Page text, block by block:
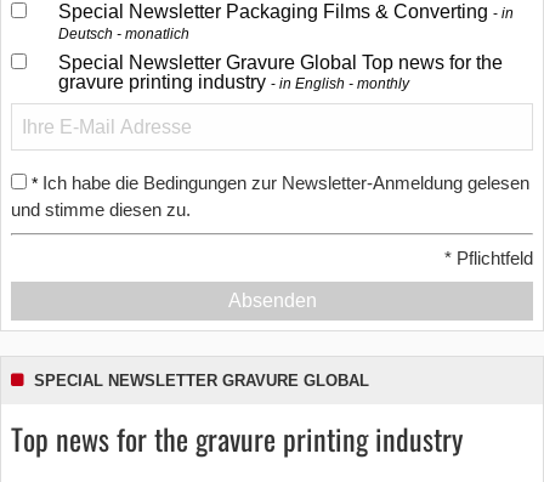
Special Newsletter Packaging Films & Converting
in
Deutsch - monatlich
Special Newsletter Gravure Global Top news for the
gravure printing industry
in English - monthly
* Ich habe die Bedingungen zur Newsletter-Anmeldung gelesen
und stimme diesen zu.
* Pflichtfeld
Absenden
SPECIAL NEWSLETTER GRAVURE GLOBAL
Top news for the gravure printing industry